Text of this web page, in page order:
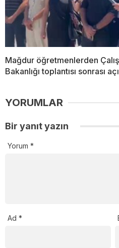
Mağdur öğretmenlerden
Bakanlığı toplantısı sonrası
YORUMLAR
Bir yanıt yazın
Yorum *
Ad *